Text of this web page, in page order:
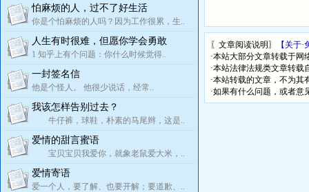
怕麻烦的人，过不了好生活
你是个怕麻烦的人吗？因为工作很累，生..
人生有时很难，但愿你学会勇敢
1 知乎上有个问题：你什么时候觉得..
一封签名信
他是个怪人。 他很少说话，经常..
我该怎样告别过去？
牛仔裤，球鞋，朴素的马尾辫，这是..
爱情的甜言蜜语
宝贝宝贝我爱你，就象老鼠爱大米，..
爱情寄语
爱一个人，要了解、也要开解；要道歉、..
〖文章阅读说明〗
【关于
·本站大部分文章转载于
·本站法律法规类文章转
·本站转载的文章，不为
·如果有什么问题，或者意